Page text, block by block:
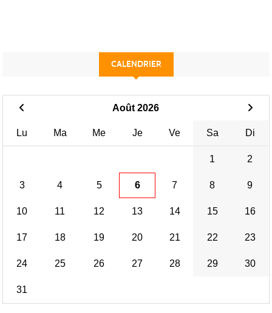
CALENDRIER
Août 2026
Lu Ma Me Je Ve Sa Di
1 2
3 4 5 6 7 8 9
10 11 12 13 14 15 16
17 18 19 20 21 22 23
24 25 26 27 28 29 30
31